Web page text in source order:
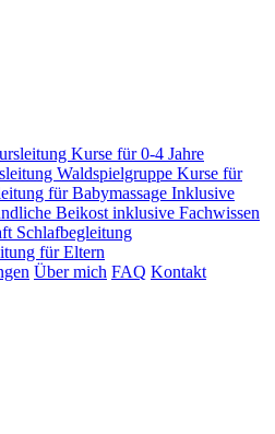
Kurse für 0-4 Jahre
Waldspielgruppe Kurse für
für Babymassage Inklusive
Beikost inklusive Fachwissen
Schlafbegleitung
für Eltern
Über mich FAQ Kontakt